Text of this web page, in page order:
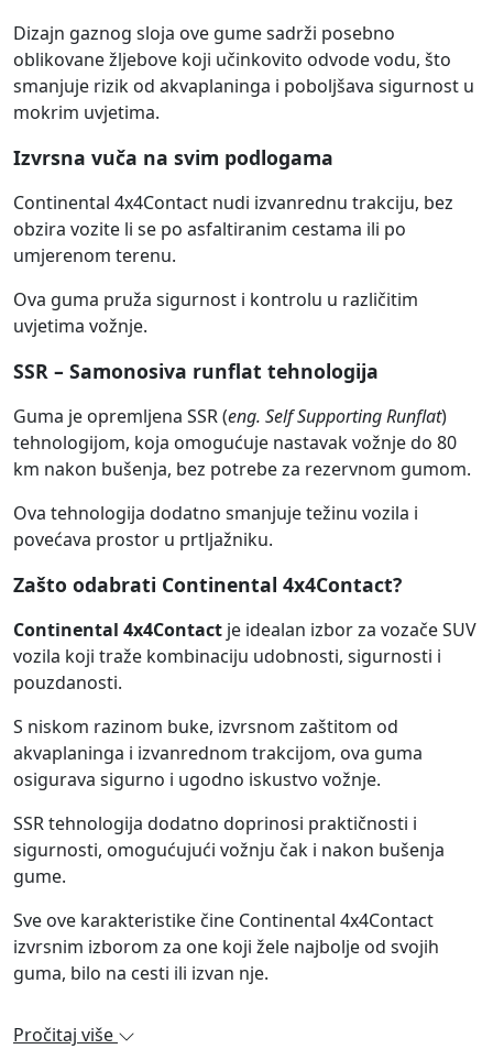
Dizajn gaznog sloja ove gume sadrži posebno
oblikovane žljebove koji učinkovito odvode vodu, što
smanjuje rizik od akvaplaninga i poboljšava sigurnost u
mokrim uvjetima.
Izvrsna vuča na svim podlogama
Continental 4x4Contact nudi izvanrednu trakciju, bez
obzira vozite li se po asfaltiranim cestama ili po
umjerenom terenu.
Ova guma pruža sigurnost i kontrolu u različitim
uvjetima vožnje.
SSR – Samonosiva runflat tehnologija
Guma je opremljena SSR (eng. Self Supporting Runflat)
tehnologijom, koja omogućuje nastavak vožnje do 80
km nakon bušenja, bez potrebe za rezervnom gumom.
Ova tehnologija dodatno smanjuje težinu vozila i
povećava prostor u prtljažniku.
Zašto odabrati Continental 4x4Contact?
Continental 4x4Contact je idealan izbor za vozače SUV
vozila koji traže kombinaciju udobnosti, sigurnosti i
pouzdanosti.
S niskom razinom buke, izvrsnom zaštitom od
akvaplaninga i izvanrednom trakcijom, ova guma
osigurava sigurno i ugodno iskustvo vožnje.
SSR tehnologija dodatno doprinosi praktičnosti i
sigurnosti, omogućujući vožnju čak i nakon bušenja
gume.
Sve ove karakteristike čine Continental 4x4Contact
izvrsnim izborom za one koji žele najbolje od svojih
guma, bilo na cesti ili izvan nje.
Pročitaj više